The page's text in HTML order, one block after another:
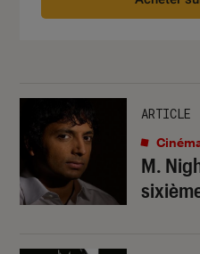
M.
ARTICLE